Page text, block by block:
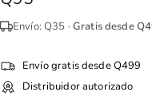
Envío: Q35 · Gratis desde
Envío gratis desde Q499
Distribuidor autorizado